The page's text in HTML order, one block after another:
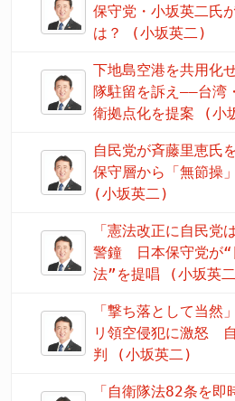
保守党・小坂英二氏
は？ (小坂英二)
下地島空港を共用化
隊駐留を訴え――台湾
衛拠点化を提案 (小
自民党が斉藤里恵氏
保守層から「無節操
(小坂英二)
「憲法改正に自民党
警鐘 日本保守党が“
法”を提唱 (小坂英
「撃ち落として当然
リ領空侵犯に激怒
判 (小坂英二)
「自衛隊法82条を